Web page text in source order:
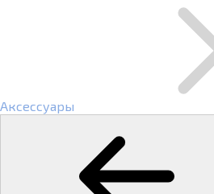
Аксессуары